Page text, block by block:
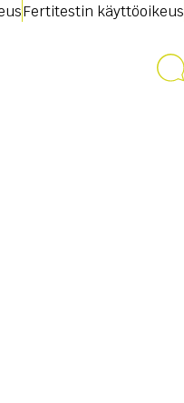
Fertitestin käyttöoikeus